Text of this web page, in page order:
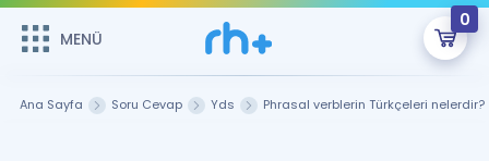
MENÜ
0
MENÜ
Ana Sayfa Soru Cevap Yds Phrasal verblerin Türkçeleri nelerdir?